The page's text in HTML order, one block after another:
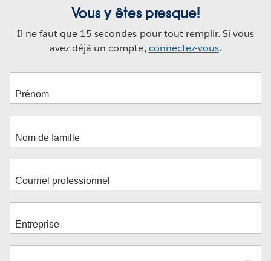
Vous y êtes presque!
Il ne faut que 15 secondes pour tout remplir. Si vous
avez déjà un compte, connectez-vous.